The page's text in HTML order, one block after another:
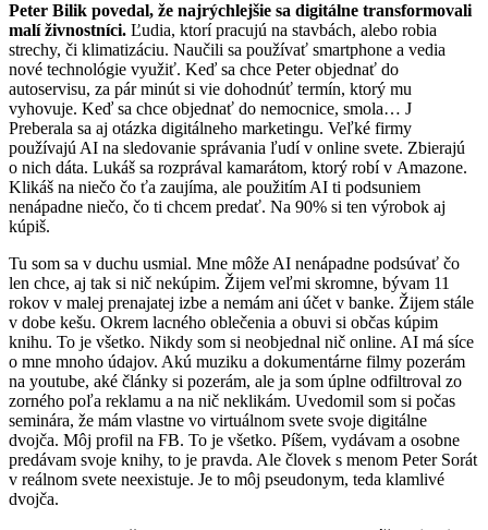
Peter Bilik povedal, že najrýchlejšie sa digitálne transformovali
malí živnostníci. Ľudia, ktorí pracujú na stavbách, alebo robia
strechy, či klimatizáciu. Naučili sa používať smartphone a vedia
nové technológie využiť. Keď sa chce Peter objednať do
autoservisu, za pár minút si vie dohodnúť termín, ktorý mu
vyhovuje. Keď sa chce objednať do nemocnice, smola… J
Preberala sa aj otázka digitálneho marketingu. Veľké firmy
používajú AI na sledovanie správania ľudí v online svete. Zbierajú
o nich dáta. Lukáš sa rozprával kamarátom, ktorý robí v Amazone.
Klikáš na niečo čo ťa zaujíma, ale použitím AI ti podsuniem
nenápadne niečo, čo ti chcem predať. Na 90% si ten výrobok aj
kúpiš.
Tu som sa v duchu usmial. Mne môže AI nenápadne podsúvať čo
len chce, aj tak si nič nekúpim. Žijem veľmi skromne, bývam 11
rokov v malej prenajatej izbe a nemám ani účet v banke. Žijem stále
v dobe kešu. Okrem lacného oblečenia a obuvi si občas kúpim
knihu. To je všetko. Nikdy som si neobjednal nič online. AI má síce
o mne mnoho údajov. Akú muziku a dokumentárne filmy pozerám
na youtube, aké články si pozerám, ale ja som úplne odfiltroval zo
zorného poľa reklamu a na nič neklikám. Uvedomil som si počas
seminára, že mám vlastne vo virtuálnom svete svoje digitálne
dvojča. Môj profil na FB. To je všetko. Píšem, vydávam a osobne
predávam svoje knihy, to je pravda. Ale človek s menom Peter Sorát
v reálnom svete neexistuje. Je to môj pseudonym, teda klamlivé
dvojča.